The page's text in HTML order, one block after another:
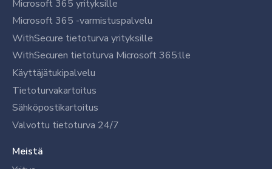
Microsoft 365 yrityksille
Microsoft 365 -varmistuspalvelu
WithSecure tietoturva yrityksille
WithSecuren tietoturva Microsoft 365:lle
Käyttäjätukipalvelu
Tietoturvakartoitus
Sähköpostikartoitus
Valvottu tietoturva 24/7
Meistä